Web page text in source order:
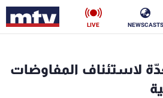
NEWSCASTS
LIVE
لاستئناف المفاوضات